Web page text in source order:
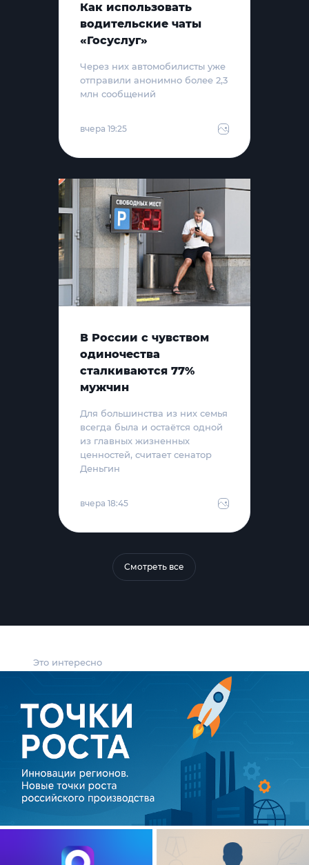
Это интересно
Как использовать
водительские чаты
«Госуслуг»
Через них автомобилисты уже
отправили анонимно более 2,3
млн сообщений
вчера 19:25
В России с чувством
одиночества
сталкиваются 77%
мужчин
Для большинства из них семья
всегда была и остаётся одной
из главных жизненных
ценностей, считает сенатор
Деньгин
вчера 18:45
Смотреть все